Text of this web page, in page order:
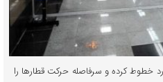
خطوط کرده و سرفاصله حرکت قطارها را